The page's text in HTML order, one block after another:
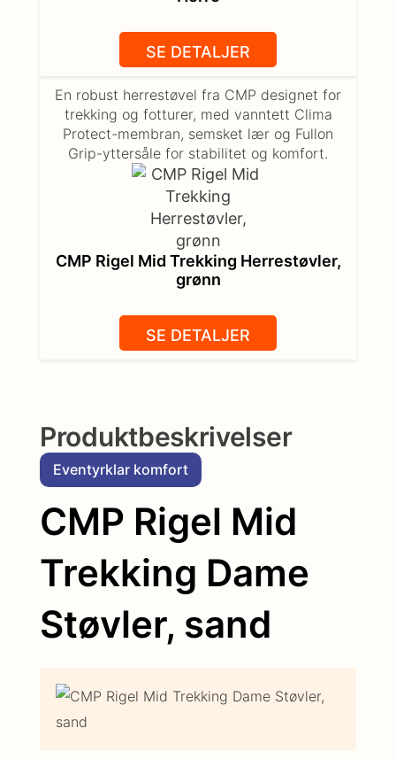
SE DETALJER
CMP Rigel Mid Trekking Herrestøvler,
grønn
En robust herrestøvel fra CMP designet for
trekking og fotturer, med vanntett Clima
Protect-membran, semsket lær og Fullon
Grip-yttersåle for stabilitet og komfort.
SE DETALJER
Produktbeskrivelser
Eventyrklar komfort
CMP Rigel Mid
Trekking Dame
Støvler, sand